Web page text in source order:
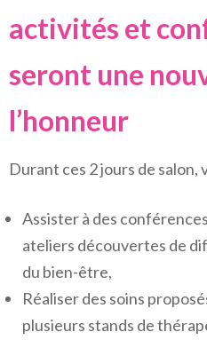
activités et
seront une
l’honneur
Durant ces 2 jours de salon,
Assister à des
ateliers découvertes de
du bien-être,
Réaliser des soins
plusieurs stands de